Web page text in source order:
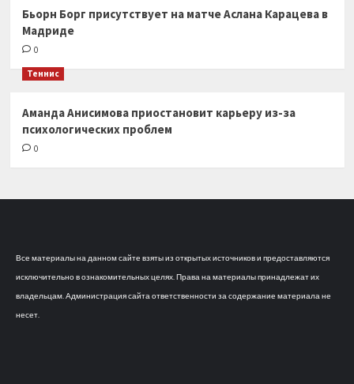
Бьорн Борг присутствует на матче Аслана Карацева в
Мадриде
0
Теннис
Аманда Анисимова приостановит карьеру из-за
психологических проблем
0
Все материалы на данном сайте взяты из открытых источников и предоставляются
исключительно в ознакомительных целях. Права на материалы принадлежат их
владельцам. Администрация сайта ответственности за содержание материала не
несет.